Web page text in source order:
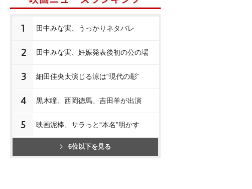
1 田中みな実、うっかりネタバレ
2 田中みな実、妊娠発表後初の公の場
3 細田佳央太演じる涼は“現代の彰”
4 黒木瞳、西岡徳馬、吉田羊が出演
5 映画泥棒、サラっと“本名”明かす
6位以下を見る